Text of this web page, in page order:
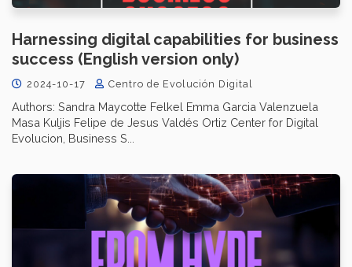
Harnessing digital capabilities for business
success (English version only)
2024-10-17 Centro de Evolución Digital
Authors: Sandra Maycotte Felkel Emma Garcia Valenzuela
Masa Kuljis Felipe de Jesus Valdés Ortiz Center for Digital
Evolucion, Business S...